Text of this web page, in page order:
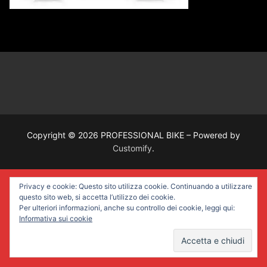
Copyright © 2026 PROFESSIONAL BIKE – Powered by
Customify.
Privacy e cookie: Questo sito utilizza cookie. Continuando a utilizzare
questo sito web, si accetta l’utilizzo dei cookie.
Per ulteriori informazioni, anche su controllo dei cookie, leggi qui:
Informativa sui cookie